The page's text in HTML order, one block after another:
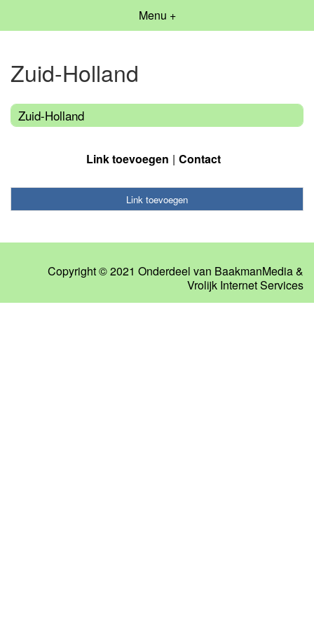
Menu +
Zuid-Holland
Zuid-Holland
Link toevoegen Contact
Link toevoegen
Copyright © 2021 Onderdeel van BaakmanMedia&
Vrolijk Internet Services